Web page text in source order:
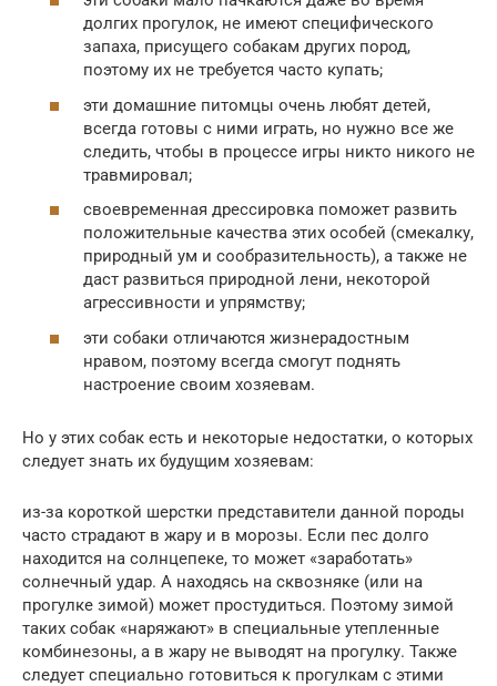
долгих прогулок, не имеют специфического
запаха, присущего собакам других пород,
поэтому их не требуется часто купать;
эти домашние питомцы очень любят детей,
всегда готовы с ними играть, но нужно все же
следить, чтобы в процессе игры никто никого не
травмировал;
своевременная дрессировка поможет развить
положительные качества этих особей (смекалку,
природный ум и сообразительность), а также не
даст развиться природной лени, некоторой
агрессивности и упрямству;
эти собаки отличаются жизнерадостным
нравом, поэтому всегда смогут поднять
настроение своим хозяевам.
Но у этих собак есть и некоторые недостатки, о которых
следует знать их будущим хозяевам:
из-за короткой шерстки представители данной породы
часто страдают в жару и в морозы. Если пес долго
находится на солнцепеке, то может «заработать»
солнечный удар. А находясь на сквозняке (или на
прогулке зимой) может простудиться. Поэтому зимой
таких собак «наряжают» в специальные утепленные
комбинезоны, а в жару не выводят на прогулку. Также
следует специально готовиться к прогулкам с этими